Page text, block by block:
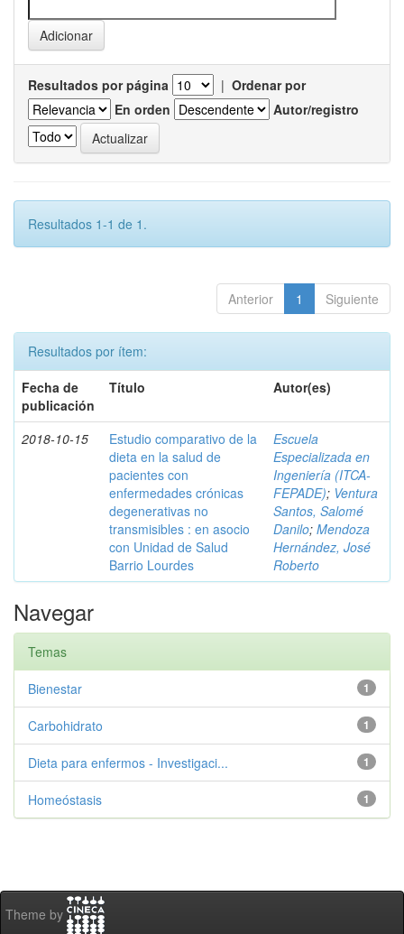
Resultados por página | Ordenar por
En orden
Autor/registro
Resultados 1-1 de 1.
Anterior 1 Siguiente
Resultados por ítem:
Fecha de
publicación
Título Autor(es)
2018-10-15
Estudio comparativo de la
dieta en la salud de
pacientes con
enfermedades crónicas
degenerativas no
transmisibles : en asocio
con Unidad de Salud
Barrio Lourdes
Escuela
Especializada en
Ingeniería (ITCA-
FEPADE); Ventura
Santos, Salomé
Danilo; Mendoza
Hernández, José
Roberto
Navegar
Temas
1
Bienestar
1
Carbohidrato
1
Dieta para enfermos - Investigaci...
1
Homeóstasis
Theme by